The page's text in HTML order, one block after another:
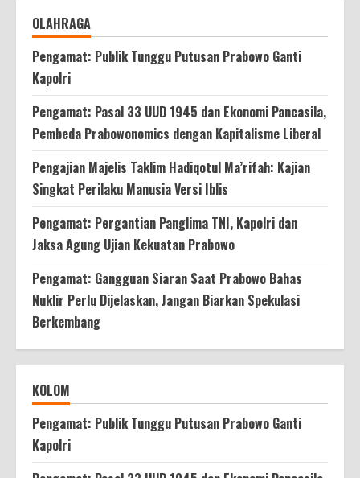
OLAHRAGA
Pengamat: Publik Tunggu Putusan Prabowo Ganti
Kapolri
Pengamat: Pasal 33 UUD 1945 dan Ekonomi Pancasila,
Pembeda Prabowonomics dengan Kapitalisme Liberal
Pengajian Majelis Taklim Hadiqotul Ma’rifah: Kajian
Singkat Perilaku Manusia Versi Iblis
Pengamat: Pergantian Panglima TNI, Kapolri dan
Jaksa Agung Ujian Kekuatan Prabowo
Pengamat: Gangguan Siaran Saat Prabowo Bahas
Nuklir Perlu Dijelaskan, Jangan Biarkan Spekulasi
Berkembang
KOLOM
Pengamat: Publik Tunggu Putusan Prabowo Ganti
Kapolri